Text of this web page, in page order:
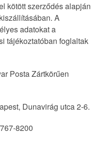
kötött szerződés alapján
A
adatokat a
tájékoztatóban foglaltak
Posta Zártkörűen
Dunavirág utca 2-6.
8200